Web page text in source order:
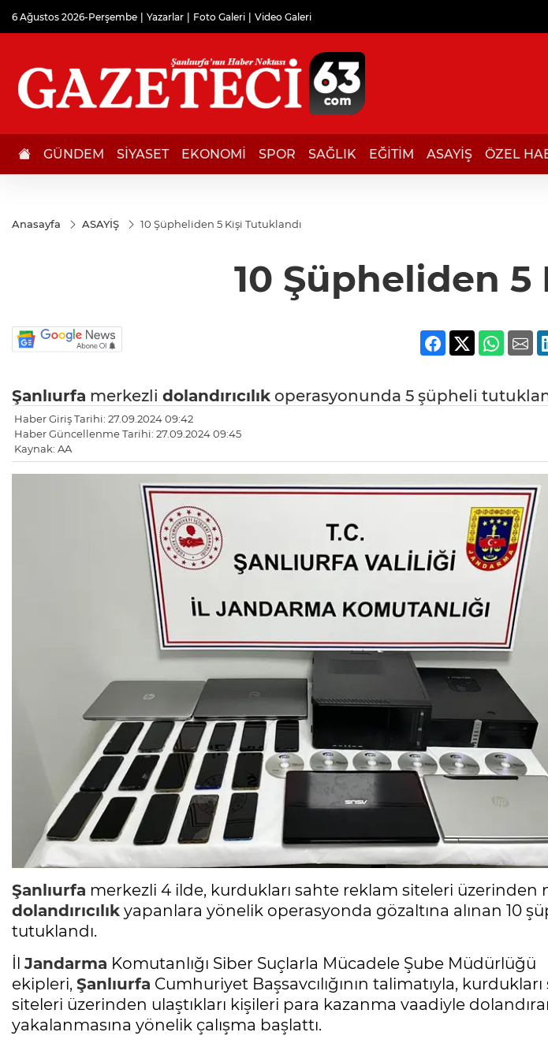
6 Ağustos 2026-Perşembe Yazarlar Foto Galeri Video Galeri
GÜNDEM SİYASET EKONOMİ SPOR SAĞLIK EĞİTİM ASAYİŞ ÖZEL
Anasayfa ASAYİŞ 10 Şüpheliden 5 Kişi Tutuklandı
10 Şüpheliden 5
Şanlıurfa merkezli dolandırıcılık operasyonunda 5 şüpheli
Haber Giriş Tarihi: 27.09.2024 09:42
Haber Güncellenme Tarihi: 27.09.2024 09:45
Kaynak: AA
Şanlıurfa merkezli 4 ilde, kurdukları sahte reklam siteleri üzerinden
dolandırıcılık yapanlara yönelik operasyonda gözaltına alınan 10
tutuklandı.
İl Jandarma Komutanlığı Siber Suçlarla Mücadele Şube Müdürlüğü
ekipleri, Şanlıurfa Cumhuriyet Başsavcılığının talimatıyla,
siteleri üzerinden ulaştıkları kişileri para kazanma vaadiyle
yakalanmasına yönelik çalışma başlattı.